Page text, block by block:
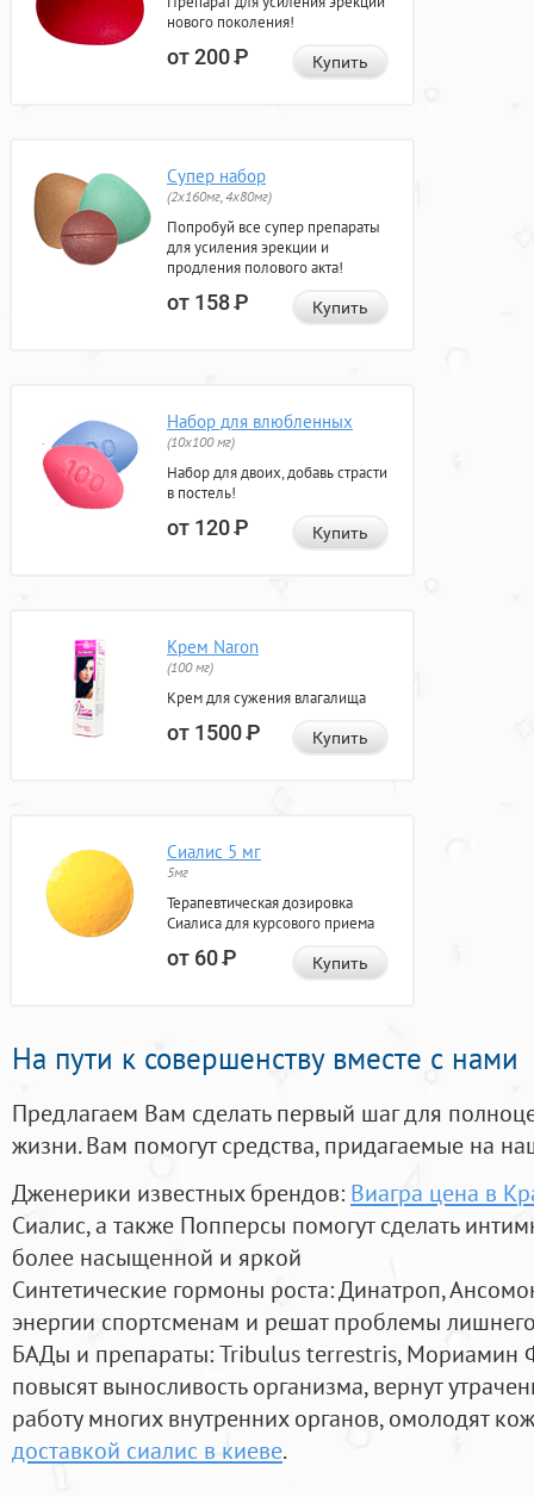
нового поколения!
от 200Р Купить
Супер набор
(2х160мг, 4х80мг)
Попробуй все супер препараты
для усиления эрекции и
продления полового акта!
от 158Р Купить
Набор для влюбленных
(10х100 мг)
Набор для двоих, добавь страсти
в постель!
от 120Р Купить
Крем Naron
(100 мг)
Крем для сужения влагалища
от 1500Р Купить
Сиалис 5 мг
5мг
Терапевтическая дозировка
Сиалиса для курсового приема
от 60Р Купить
На пути к совершенству вместе с нами
Предлагаем Вам сделать первый шаг для
жизни. Вам помогут средства, придагаемые на
Дженерики известных брендов: Виагра цена в
Сиалис, а также Попперсы помогут сделать
более насыщенной и яркой
Синтетические гормоны роста: Динатроп,
энергии спортсменам и решат проблемы
БАДы и препараты:Tribulus terrestris, Мориамин
повысят выносливость организма, вернут
работу многих внутренних органов, омолодят
доставкой сиалис в киеве.